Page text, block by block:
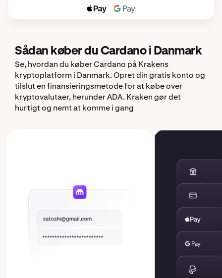
Sådan køber du Cardano i Danmark
Se, hvordan du køber Cardano på Krakens
kryptoplatform i Danmark. Opret din gratis konto og
tilslut en finansieringsmetode for at købe over
kryptovalutaer, herunder ADA. Kraken gør det
hurtigt og nemt at komme i gang